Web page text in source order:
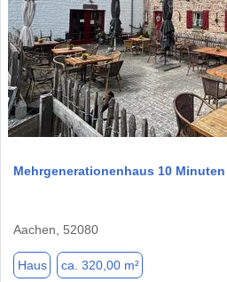
Mehrgenerationenhaus 10
Aachen, 52080
Haus ca. 320,00 m²